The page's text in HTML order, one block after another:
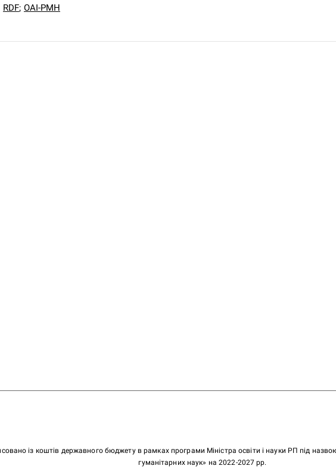
RDF; OAI-PMH
із коштів державного бюджету в рамках програми Міністра освіти і науки РП під
гуманітарних наук» на 2022-2027 рр.